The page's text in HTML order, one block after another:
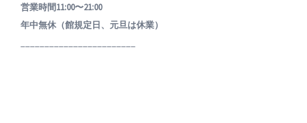
営業時間11:00〜21:00
年中無休（館規定日、元旦は休業）